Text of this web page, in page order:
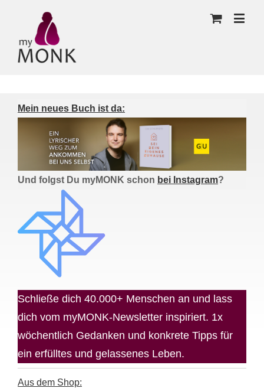
Mein neues Buch ist da:
Und folgst Du myMONK schon bei Instagram?
Schließe dich 40.000+ Menschen an und lass
dich vom myMONK-Newsletter inspiriert. 1x
wöchentlich Gedanken und konkrete Tipps für
ein erfülltes und gelassenes Leben.
Aus dem Shop: